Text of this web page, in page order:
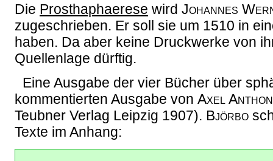
Die Prosthaphaerese wird Johannes
zugeschrieben. Er soll sie um 1510 in
haben. Da aber keine Druckwerke von
Quellenlage dürftig.
Eine Ausgabe der vier Bücher über
kommentierten Ausgabe von Axel
Teubner Verlag Leipzig 1907). Björbo
Texte im Anhang: